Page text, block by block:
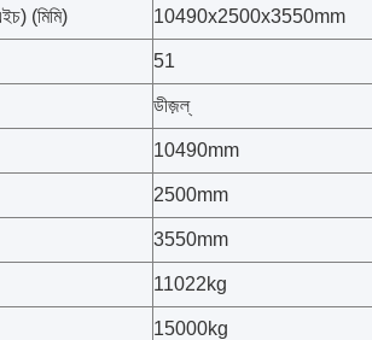
(মিমি) 10490x2500x3550mm
51
ডীজ়ল্
10490mm
2500mm
3550mm
11022kg
15000kg